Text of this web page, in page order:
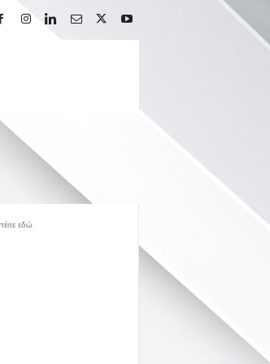
εδώ